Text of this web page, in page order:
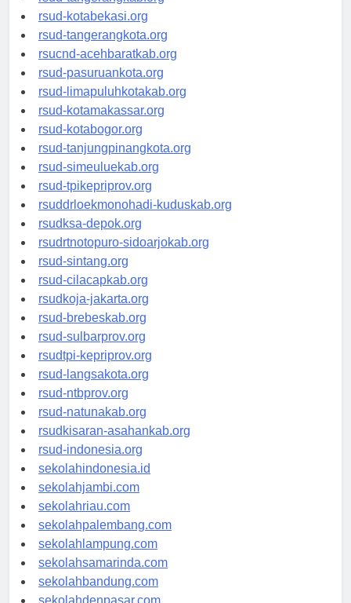
rsud-tangerangkab.org
rsud-kotabekasi.org
rsud-tangerangkota.org
rsucnd-acehbaratkab.org
rsud-pasuruankota.org
rsud-limapuluhkotakab.org
rsud-kotamakassar.org
rsud-kotabogor.org
rsud-tanjungpinangkota.org
rsud-simeuluekab.org
rsud-tpikepriprov.org
rsuddrloekmonohadi-kuduskab.org
rsudksa-depok.org
rsudrtnotopuro-sidoarjokab.org
rsud-sintang.org
rsud-cilacapkab.org
rsudkoja-jakarta.org
rsud-brebeskab.org
rsud-sulbarprov.org
rsudtpi-kepriprov.org
rsud-langsakota.org
rsud-ntbprov.org
rsud-natunakab.org
rsudkisaran-asahankab.org
rsud-indonesia.org
sekolahindonesia.id
sekolahjambi.com
sekolahriau.com
sekolahpalembang.com
sekolahlampung.com
sekolahsamarinda.com
sekolahbandung.com